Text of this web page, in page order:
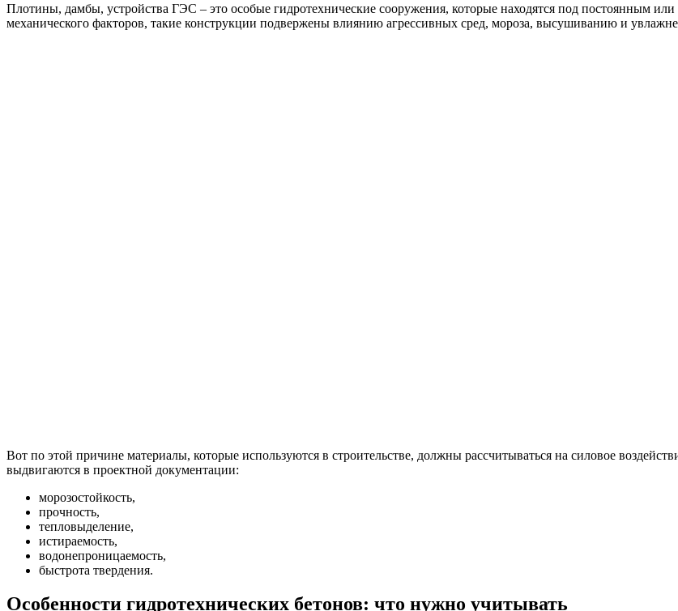
Плотины, дамбы, устройства ГЭС – это особые гидротехнические сооружения, которые находятся под постоянным
механического факторов, такие конструкции подвержены влиянию агрессивных сред, мороза, высушиванию и
Вот по этой причине материалы, которые используются в строительстве, должны рассчитываться на силовое
выдвигаются в проектной документации:
морозостойкость,
прочность,
тепловыделение,
истираемость,
водонепроницаемость,
быстрота твердения.
Особенности гидротехнических бетонов: что нужно учитывать